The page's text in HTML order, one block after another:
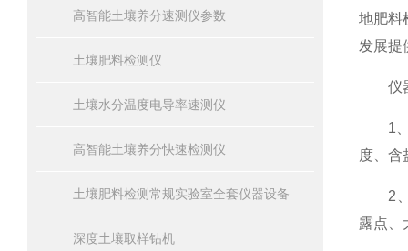
高智能土壤养分速测仪参数
土壤肥料检测仪
土壤水分温度电导率速测仪
高智能土壤养分快速检测仪
土壤肥料检测常规实验室全套仪器设备
深度土壤取样钻机
地肥料
发展提
仪器
1、
度、含
2、
露点、